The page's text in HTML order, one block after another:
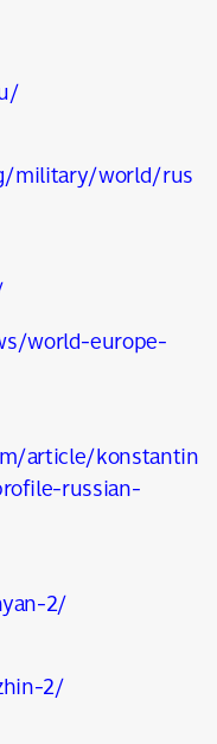
military/world/rus
world-europe-
article/konstantin
russian-
2/
2/